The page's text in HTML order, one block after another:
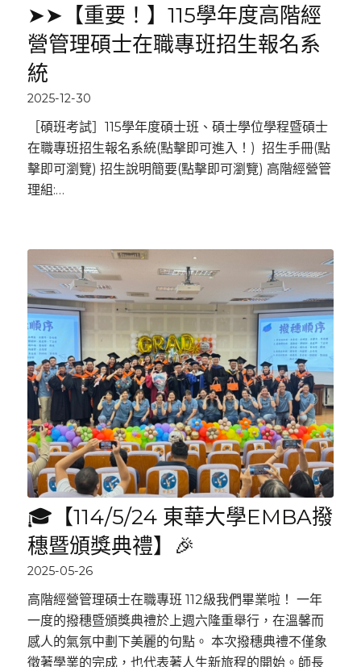
➤➤【重要！】115學年度高階經
營管理碩士在職專班招生報名系
統
2025-12-30
［碩班考試］115學年度碩士班、碩士學位學程暨碩士
在職專班招生報名系統(點擊即可進入！) 招生手冊(點
擊即可瀏覽) 招生說明簡要(點擊即可瀏覽) 高階經營管
理組:…
🎓【114/5/24 東華大學EMBA撥
穗暨頒獎典禮】🎉
2025-05-26
高階經營管理碩士在職專班 112級我們畢業啦！ 一年
一度的撥穗暨頒獎典禮於上週六隆重舉行，在溫馨而
感人的氣氛中劃下美麗的句點。 本次撥穗典禮不僅象
徵著學業的完成，也代表著人生新旅程的開始。師長